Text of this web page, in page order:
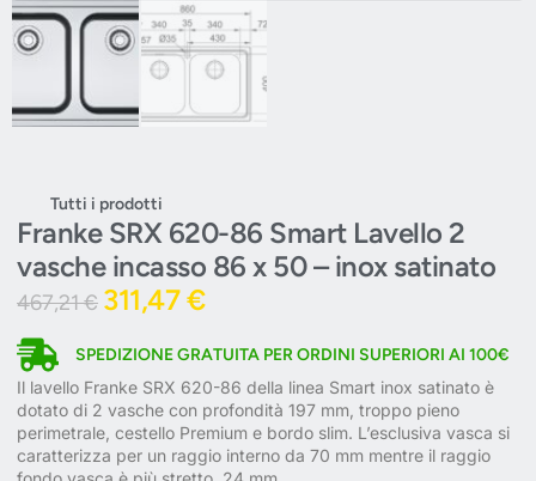
Tutti i prodotti
Franke SRX 620-86 Smart Lavello 2
vasche incasso 86 x 50 – inox satinato
467,21€ 311,47€
SPEDIZIONE GRATUITA PER ORDINI SUPERIORI AI 100€
Il lavello Franke SRX 620-86 della linea Smart inox satinato è
dotato di 2 vasche con profondità 197 mm, troppo pieno
perimetrale, cestello Premium e bordo slim. L’esclusiva vasca si
caratterizza per un raggio interno da 70 mm mentre il raggio